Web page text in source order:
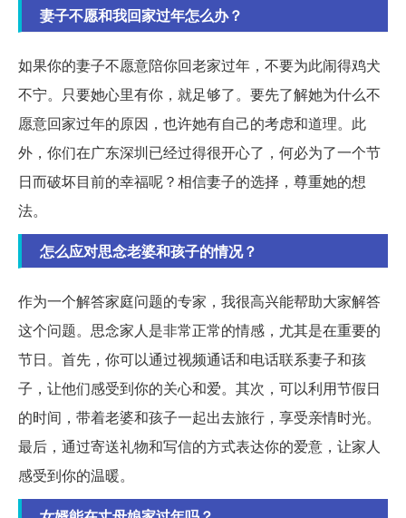
妻子不愿和我回家过年怎么办？
如果你的妻子不愿意陪你回老家过年，不要为此闹得鸡犬
不宁。只要她心里有你，就足够了。要先了解她为什么不
愿意回家过年的原因，也许她有自己的考虑和道理。此
外，你们在广东深圳已经过得很开心了，何必为了一个节
日而破坏目前的幸福呢？相信妻子的选择，尊重她的想
法。
怎么应对思念老婆和孩子的情况？
作为一个解答家庭问题的专家，我很高兴能帮助大家解答
这个问题。思念家人是非常正常的情感，尤其是在重要的
节日。首先，你可以通过视频通话和电话联系妻子和孩
子，让他们感受到你的关心和爱。其次，可以利用节假日
的时间，带着老婆和孩子一起出去旅行，享受亲情时光。
最后，通过寄送礼物和写信的方式表达你的爱意，让家人
感受到你的温暖。